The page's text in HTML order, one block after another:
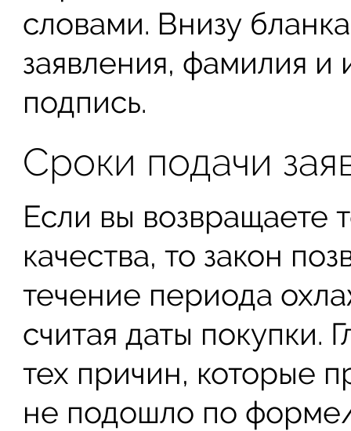
словами. Внизу
заявления, фамилия и
подпись.
Сроки подачи
Если вы возвращаете
качества, то закон
течение периода
считая даты покупки.
тех причин, которые
не подошло по